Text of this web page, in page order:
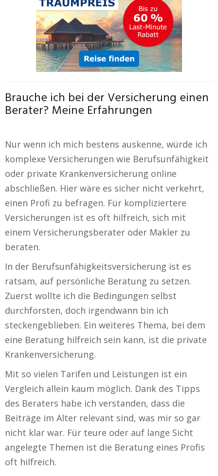
Brauche ich bei der Versicherung einen
Berater? Meine Erfahrungen
Nur wenn ich mich bestens auskenne, würde ich
komplexe Versicherungen wie Berufsunfähigkeit
oder private Krankenversicherung online
abschließen. Hier wäre es sicher nicht verkehrt,
einen Profi zu befragen. Für kompliziertere
Versicherungen ist es oft hilfreich, sich mit
einem Versicherungsberater oder Makler zu
beraten.
In der Berufsunfähigkeitsversicherung ist es
ratsam, auf persönliche Beratung zu setzen.
Zuerst wollte ich die Bedingungen selbst
durchforsten, doch irgendwann bin ich
steckengeblieben. Ein weiteres Thema, bei dem
eine Beratung hilfreich sein kann, ist die private
Krankenversicherung.
Mit so vielen Tarifen und Leistungen ist ein
Vergleich allein kaum möglich. Dank des Tipps
des Beraters habe ich verstanden, dass die
Beiträge im Alter relevant sind, was mir so gar
nicht klar war. Für teure oder auf lange Sicht
angelegte Themen ist die Beratung eines Profis
oft hilfreich.